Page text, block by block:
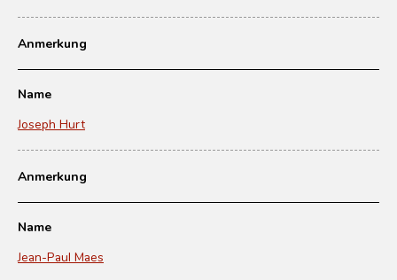
Anmerkung
Name
Joseph Hurt
Anmerkung
Name
Jean-Paul Maes